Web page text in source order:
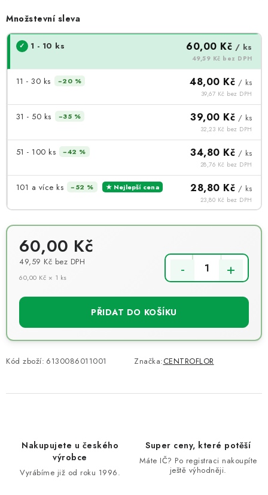
Množstevní sleva
1 - 10 ks 60,00 Kč / ks
49,59 Kč bez DPH
11 - 30 ks −20 % 48,00 Kč / ks
39,67 Kč bez DPH
31 - 50 ks −35 % 39,00 Kč / ks
32,23 Kč bez DPH
51 - 100 ks −42 % 34,80 Kč / ks
28,76 Kč bez DPH
101 a více ks −52 % ★ Nejlepší cena 28,80 Kč / ks
23,80 Kč bez DPH
60,00 Kč
49,59 Kč bez DPH
60,00 Kč × 1 ks
PŘIDAT DO KOŠÍKU
Kód zboží: 6130086011001 Značka:CENTROFLOR
Nakupujete u českého
výrobce
Vyrábíme již od roku 1996.
Super ceny, které potěší
Máte IČ? Po registraci nakoupíte
ještě výhodněji.